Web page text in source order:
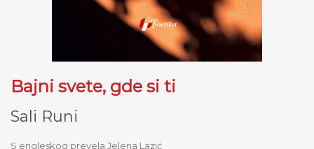
Bajni svete, gde si ti
Sali Runi
S engleskog prevela Jelena Lazić